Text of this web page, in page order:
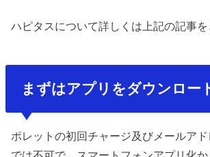
ハピタスについて詳しくは上記の記事を
まずはアプリをダウンロー
ポレットの初回チャージ及びメールア